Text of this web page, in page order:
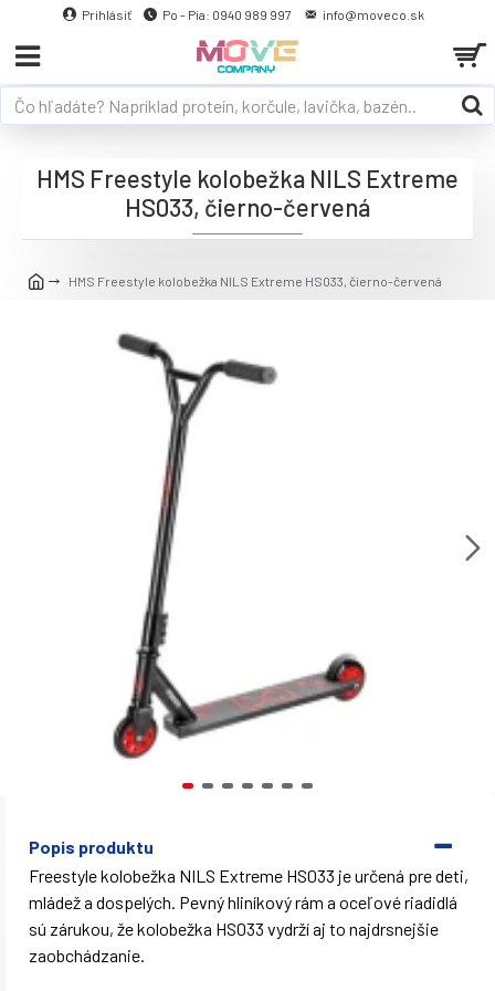
Prihlásiť Po - Pia: 0940 989 997 info@moveco.sk
HMS Freestyle kolobežka NILS Extreme HS033, čierno-červená
HMS Freestyle kolobežka NILS Extreme
HS033, čierno-červená
Popis produktu
Freestyle kolobežka NILS Extreme HS033 je určená pre deti,
mládež a dospelých. Pevný hliníkový rám a oceľové riadidlá
sú zárukou, že kolobežka HS033 vydrží aj to najdrsnejšie
zaobchádzanie.